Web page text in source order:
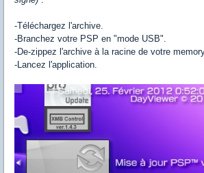
-Téléchargez l'archive.
-Branchez votre PSP en "mode USB".
-De-zippez l'archive à la racine de votre
-Lancez l'application.